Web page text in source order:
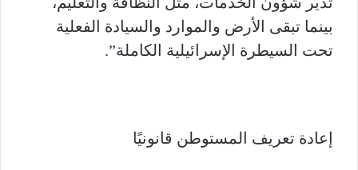
بينما تبقى الأرض والموارد والسيادة الفعلية
تحت السيطرة الإسرائيلية الكاملة”.
إعادة تعريف المستوطن قانونيًا